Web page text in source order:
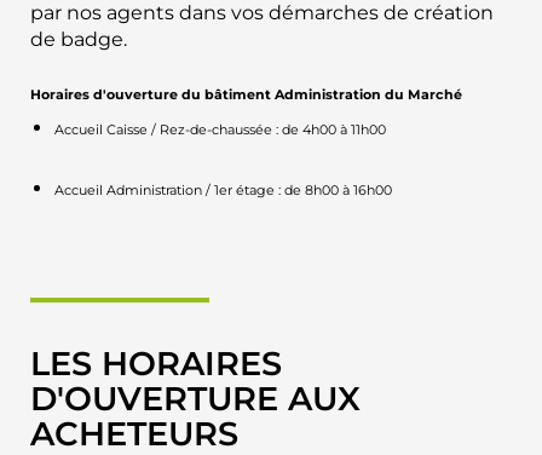
par nos agents dans vos démarches de création
de badge.
Horaires d'ouverture du bâtiment Administration du Marché
Accueil Caisse / Rez-de-chaussée : de 4h00 à 11h00
Accueil Administration / 1er étage : de 8h00 à 16h00
LES HORAIRES
D'OUVERTURE AUX
ACHETEURS